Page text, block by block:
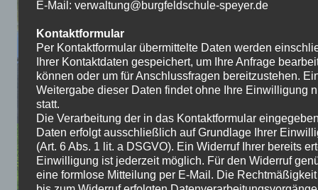
E-Mail: verwaltung@burgfeldschule-speyer.de
Kontaktformular
Per Kontaktformular übermittelte Daten werden
Ihrer Kontaktdaten gespeichert, um Ihre Anfrage
können oder um für Anschlussfragen bereitzustehen.
Weitergabe dieser Daten findet ohne Ihre Einwilligung
statt.
Die Verarbeitung der in das Kontaktformular
Daten erfolgt ausschließlich auf Grundlage Ihrer
(Art. 6 Abs. 1 lit. a DSGVO). Ein Widerruf Ihrer bereits
Einwilligung ist jederzeit möglich. Für den Widerruf
eine formlose Mitteilung per E-Mail. Die